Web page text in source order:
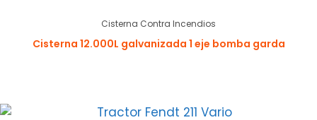
Cisterna Contra Incendios
Cisterna 12.000L galvanizada 1 eje bomba garda